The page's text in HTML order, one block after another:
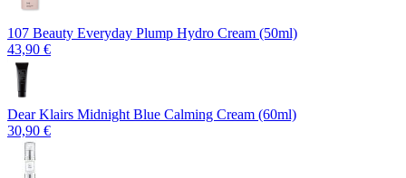
107 Beauty Everyday Plump Hydro Cream (50ml)
43,90 €
Dear Klairs Midnight Blue Calming Cream (60ml)
30,90 €